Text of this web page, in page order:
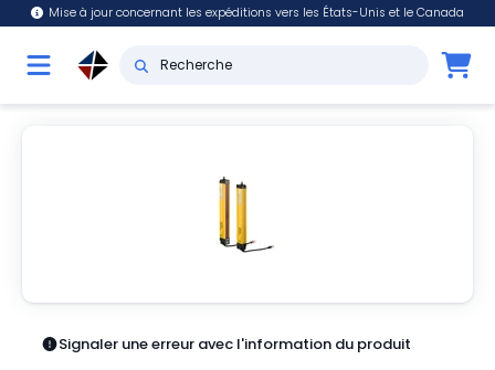
Mise à jour concernant les expéditions vers les États-Unis et le Canada
Signaler une erreur avec l'information du produit